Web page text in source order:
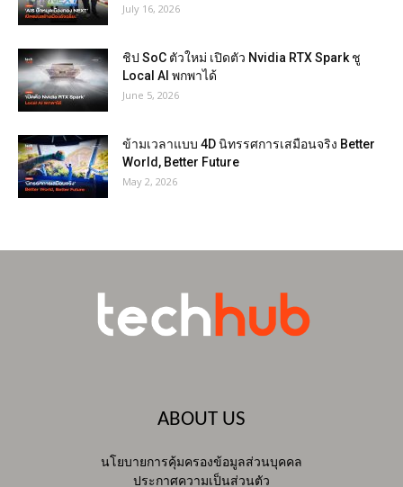
July 16, 2026
ชิป SoC ตัวใหม่ เปิดตัว Nvidia RTX Spark ชู
Local AI พกพาได้
June 5, 2026
ข้ามเวลาแบบ 4D นิทรรศการเสมือนจริง Better
World, Better Future
May 2, 2026
ABOUT US
นโยบายการคุ้มครองข้อมูลส่วนบุคคล
ประกาศความเป็นส่วนตัว